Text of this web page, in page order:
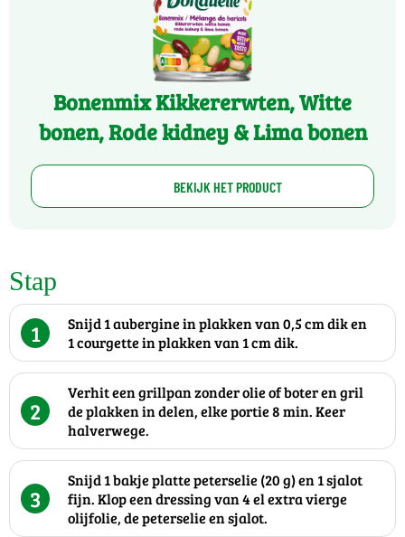
Bonenmix Kikkererwten, Witte
bonen, Rode kidney & Lima bonen
BEKIJK HET PRODUCT
Stap
1
Snijd 1 aubergine in plakken van 0,5 cm dik en
1 courgette in plakken van 1 cm dik.
2
Verhit een grillpan zonder olie of boter en gril
de plakken in delen, elke portie 8 min. Keer
halverwege.
3
Snijd 1 bakje platte peterselie (20 g) en 1 sjalot
fijn. Klop een dressing van 4 el extra vierge
olijfolie, de peterselie en sjalot.